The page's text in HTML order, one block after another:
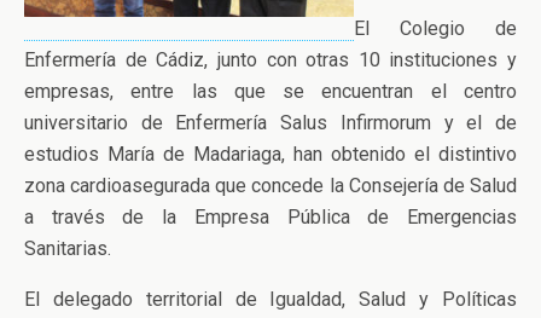
El Colegio de
Enfermería de Cádiz, junto con otras 10 instituciones y
empresas, entre las que se encuentran el centro
universitario de Enfermería Salus Infirmorum y el de
estudios María de Madariaga, han obtenido el distintivo
zona cardioasegurada que concede la Consejería de Salud
a través de la Empresa Pública de Emergencias
Sanitarias.
El delegado territorial de Igualdad, Salud y Políticas